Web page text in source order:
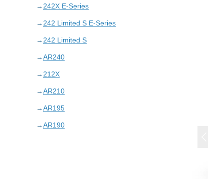
242X E-Series
242 Limited S E-Series
242 Limited S
AR240
212X
AR210
AR195
AR190